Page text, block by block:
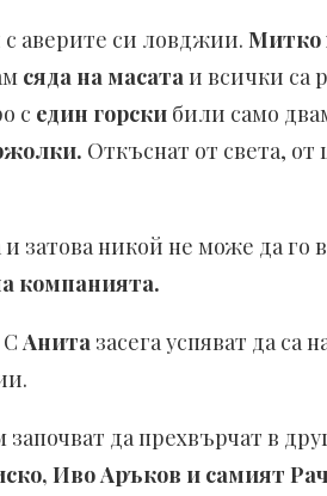
аверите си ловджии. Митко
сяда на масатаи всички са
с един горски били само
Откъснат от света,
и затова никой не може да го
компанията.
Анита засега успяват да са
да прехвърчат в
Иво Аръков и самият